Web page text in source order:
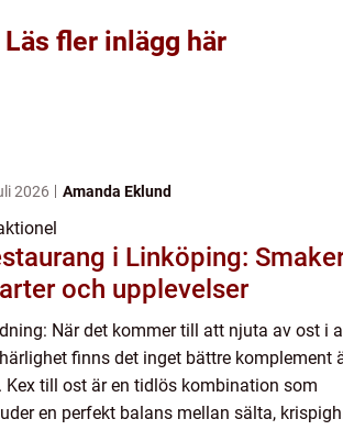
Läs fler inlägg här
2026 Amanda Eklund
i Linköping:
och upplevelser
När det kommer till att njuta av ost i all
finns det inget bättre komplement
Kex till ost är en tidlös kombination som
en perfekt balans mellan sälta,